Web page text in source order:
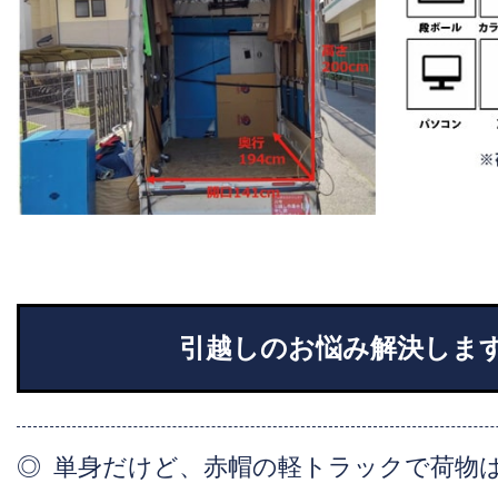
引越しのお悩み解決しま
単身だけど、赤帽の軽トラックで荷物